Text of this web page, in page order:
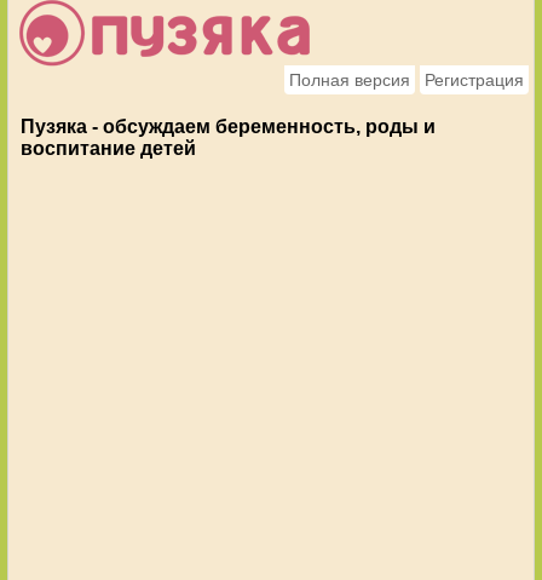
Полная версия Регистрация
Пузяка - обсуждаем беременность, роды и
воспитание детей